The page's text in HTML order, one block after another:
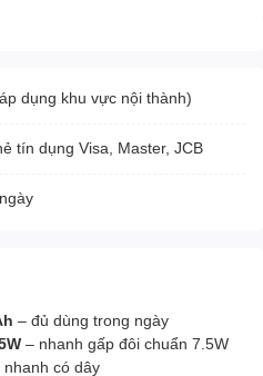
dụng khu vực nội thành)
tín dụng Visa, Master, JCB
– đủ dùng trong ngày
– nhanh gấp đôi chuẩn 7.5W
nhanh có dây